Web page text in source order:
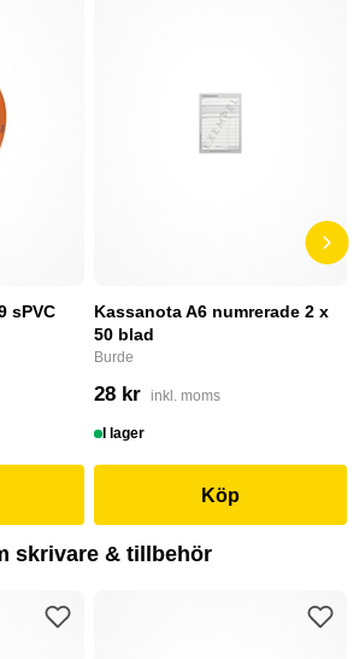
sPVC
Kassanota A6 numrerade 2 x
50 blad
Burde
28 kr inkl. moms
I lager
Köp
skrivare & tillbehör